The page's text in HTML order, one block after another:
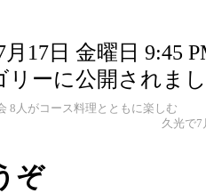
17日 金曜日 9:45
リーに公開されま
8人がコース料理とともに楽しむ
久光で7
ぞ